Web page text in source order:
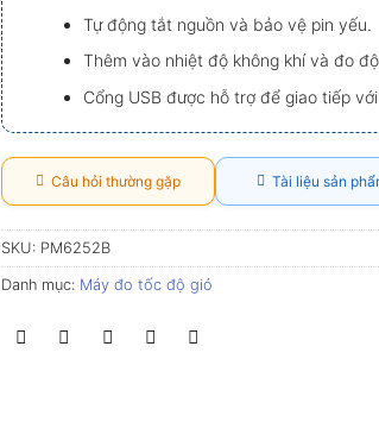
Tự động tắt nguồn và bảo vệ pin yếu.
Thêm vào nhiệt độ không khí và đo
Cổng USB được hỗ trợ để giao tiếp với
Câu hỏi thường gặp Tài liệu sản
SKU: PM6252B
Danh mục: Máy đo tốc độ gió